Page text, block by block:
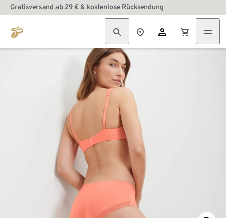
Gratisversand ab 29 € & kostenlose Rücksendung